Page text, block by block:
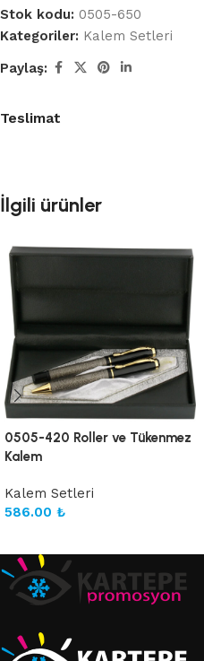
Stok kodu: 0505-650
Kategoriler: Kalem Setleri
Paylaş:
Teslimat
İlgili ürünler
0505-420 Roller ve Tükenmez
Kalem
Kalem Setleri
586.00 ₺